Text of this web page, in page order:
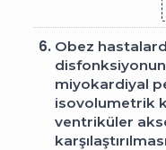
6. Obez
miyokardiyal
isovolumetrik
ventriküler
karşılaştırılması